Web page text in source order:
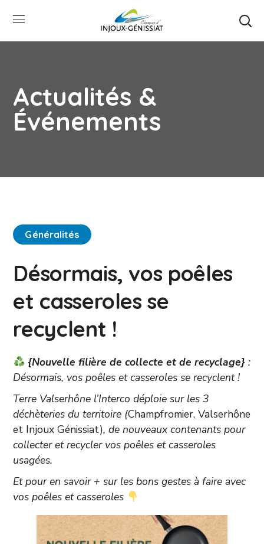
Actualités &
Événements
Généralités
Désormais, vos poêles
et casseroles se
recyclent !
{Nouvelle filière de collecte et de recyclage} :
Désormais, vos poêles et casseroles se recyclent !
Terre Valserhône l’Interco déploie sur les 3
déchèteries du territoire (Champfromier, Valserhône
et Injoux Génissiat), de nouveaux contenants pour
collecter et recycler vos poêles et casseroles
usagées.
Et pour en savoir + sur les bons gestes à faire avec
vos poêles et casseroles